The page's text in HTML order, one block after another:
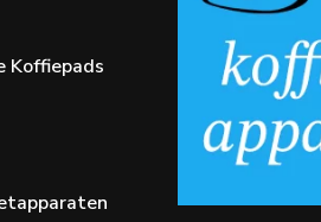
Koffiepads